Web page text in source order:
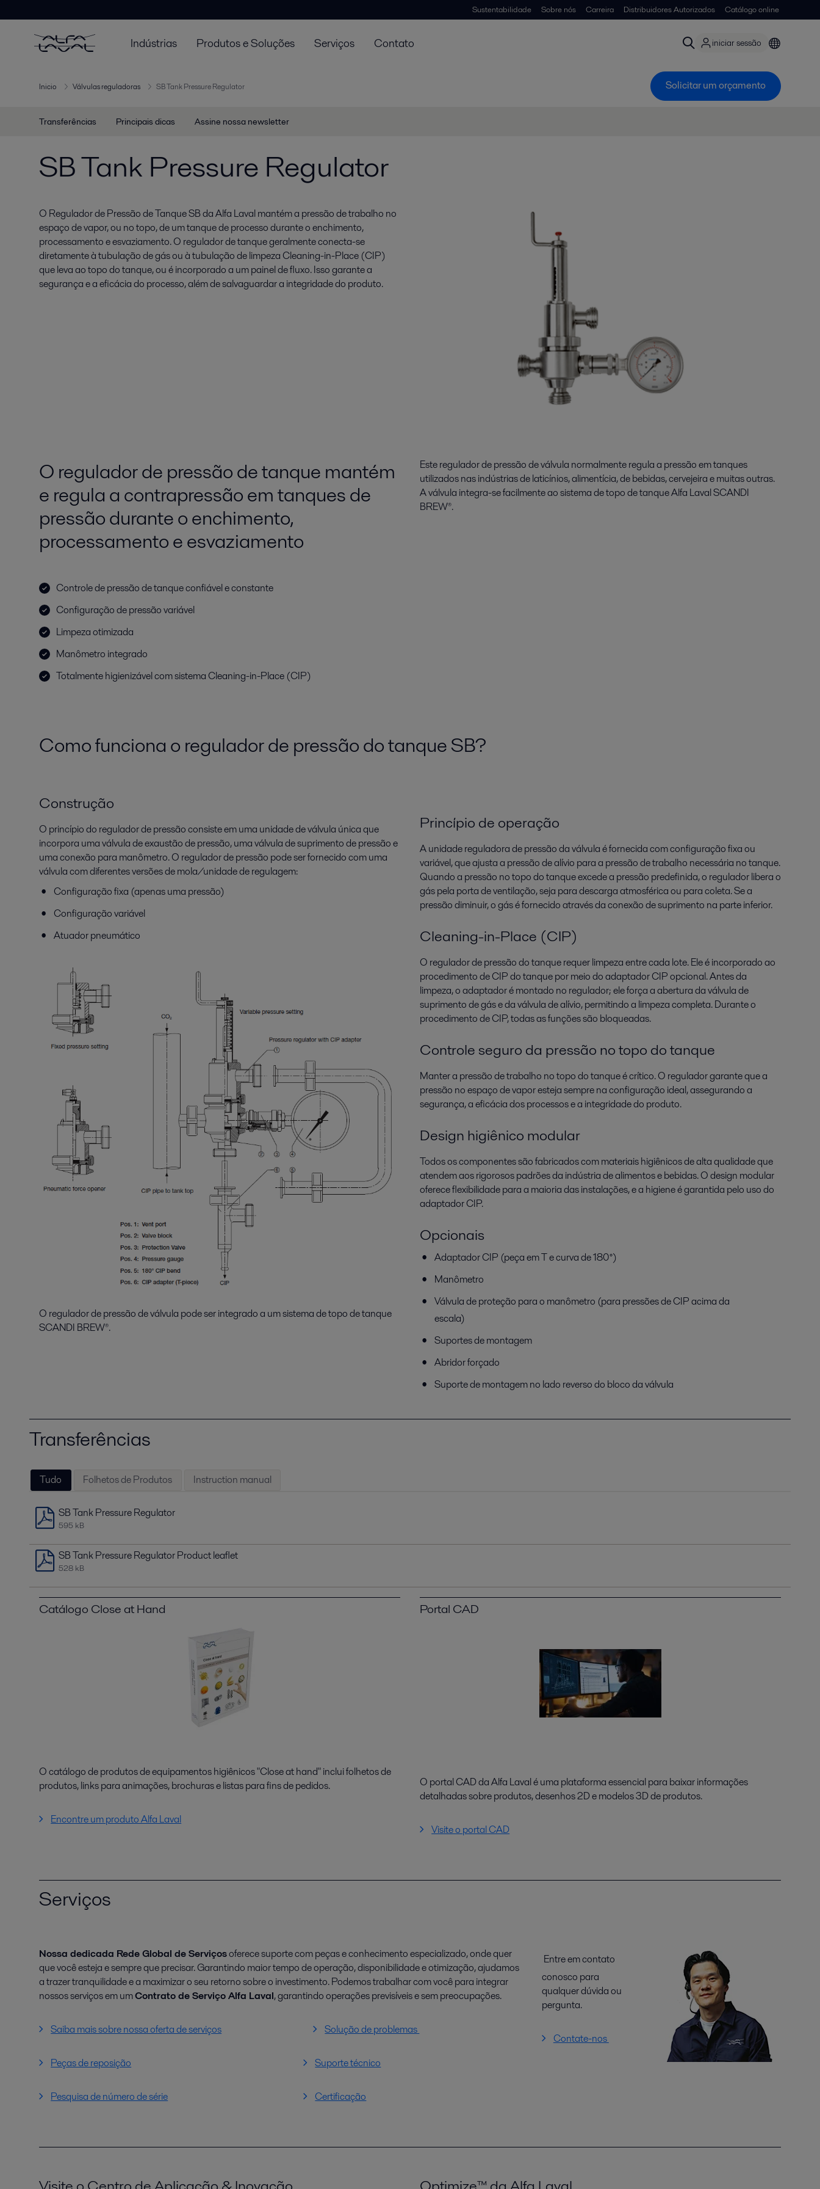
Sustentabilidade Sobre nós Carreira Distribuidores Autorizados Catálogo online
Indústrias Produtos e Soluções Serviços Contato iniciar sessão
Inicio Válvulas reguladoras SB Tank Pressure Regulator Solicitar um orçamento
Transferências Principais dicas Assine nossa newsletter
SB Tank Pressure Regulator
O Regulador de Pressão de Tanque SB da Alfa Laval mantém a pressão de trabalho no
espaço de vapor, ou no topo, de um tanque de processo durante o enchimento,
processamento e esvaziamento. O regulador de tanque geralmente conecta-se
diretamente à tubulação de gás ou à tubulação de limpeza Cleaning-in-Place (CIP)
que leva ao topo do tanque, ou é incorporado a um painel de fluxo. Isso garante a
segurança e a eficácia do processo, além de salvaguardar a integridade do produto.
O regulador de pressão de tanque mantém
e regula a contrapressão em tanques de
pressão durante o enchimento,
processamento e esvaziamento
Controle de pressão de tanque confiável e constante
Configuração de pressão variável
Limpeza otimizada
Manômetro integrado
Totalmente higienizável com sistema Cleaning-in-Place (CIP)
Este regulador de pressão de válvula normalmente regula a pressão em tanques
utilizados nas indústrias de laticínios, alimentícia, de bebidas, cervejeira e muitas outras.
A válvula integra-se facilmente ao sistema de topo de tanque Alfa Laval SCANDI
BREW®.
Como funciona o regulador de pressão do tanque SB?
Construção
O princípio do regulador de pressão consiste em uma unidade de válvula única que
incorpora uma válvula de exaustão de pressão, uma válvula de suprimento de pressão e
uma conexão para manômetro. O regulador de pressão pode ser fornecido com uma
válvula com diferentes versões de mola/unidade de regulagem:
Configuração fixa (apenas uma pressão)
Configuração variável
Atuador pneumático
O regulador de pressão de válvula pode ser integrado a um sistema de topo de tanque
SCANDI BREW®.
Princípio de operação
A unidade reguladora de pressão da válvula é fornecida com configuração fixa ou
variável, que ajusta a pressão de alívio para a pressão de trabalho necessária no tanque.
Quando a pressão no topo do tanque excede a pressão predefinida, o regulador libera o
gás pela porta de ventilação, seja para descarga atmosférica ou para coleta. Se a
pressão diminuir, o gás é fornecido através da conexão de suprimento na parte inferior.
Cleaning-in-Place (CIP)
O regulador de pressão do tanque requer limpeza entre cada lote. Ele é incorporado ao
procedimento de CIP do tanque por meio do adaptador CIP opcional. Antes da
limpeza, o adaptador é montado no regulador; ele força a abertura da válvula de
suprimento de gás e da válvula de alívio, permitindo a limpeza completa. Durante o
procedimento de CIP, todas as funções são bloqueadas.
Controle seguro da pressão no topo do tanque
Manter a pressão de trabalho no topo do tanque é crítico. O regulador garante que a
pressão no espaço de vapor esteja sempre na configuração ideal, assegurando a
segurança, a eficácia dos processos e a integridade do produto.
Design higiênico modular
Todos os componentes são fabricados com materiais higiênicos de alta qualidade que
atendem aos rigorosos padrões da indústria de alimentos e bebidas. O design modular
oferece flexibilidade para a maioria das instalações, e a higiene é garantida pelo uso do
adaptador CIP.
Opcionais
Adaptador CIP (peça em T e curva de 180°)
Manômetro
Válvula de proteção para o manômetro (para pressões de CIP acima da
escala)
Suportes de montagem
Abridor forçado
Suporte de montagem no lado reverso do bloco da válvula
Transferências
Tudo Folhetos de Produtos Instruction manual
SB Tank Pressure Regulator
595 kB
SB Tank Pressure Regulator Product leaflet
528 kB
Catálogo Close at Hand
O catálogo de produtos de equipamentos higiênicos "Close at hand" inclui folhetos de
produtos, links para animações, brochuras e listas para fins de pedidos.
Encontre um produto Alfa Laval
Portal CAD
O portal CAD da Alfa Laval é uma plataforma essencial para baixar informações
detalhadas sobre produtos, desenhos 2D e modelos 3D de produtos.
Visite o portal CAD
Serviços
Nossa dedicada Rede Global de Serviçosoferece suporte com peças e conhecimento especializado, onde quer
que você esteja e sempre que precisar. Garantindo maior tempo de operação, disponibilidade e otimização, ajudamos
a trazer tranquilidade e a maximizar o seu retorno sobre o investimento. Podemos trabalhar com você para integrar
nossos serviços em umContrato de Serviço Alfa Laval, garantindo operações previsíveis e sem preocupações.
Saiba mais sobre nossa oferta de serviços Solução de problemas
Peças de reposição Suporte técnico
Pesquisa de número de série Certificação
Entre em contato
conosco para
qualquer dúvida ou
pergunta.
Contate-nos